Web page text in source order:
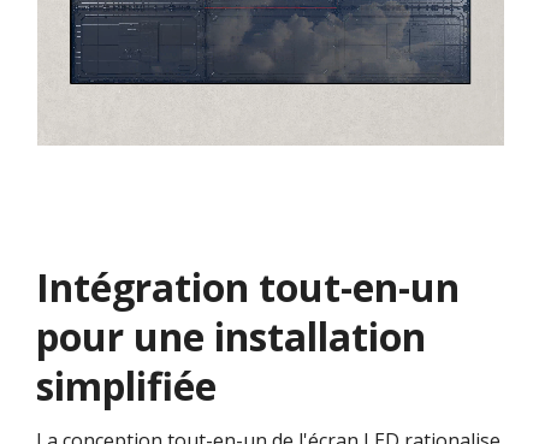
Intégration tout-en-un
pour une installation
simplifiée